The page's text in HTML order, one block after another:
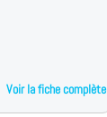
Voir la fiche complète